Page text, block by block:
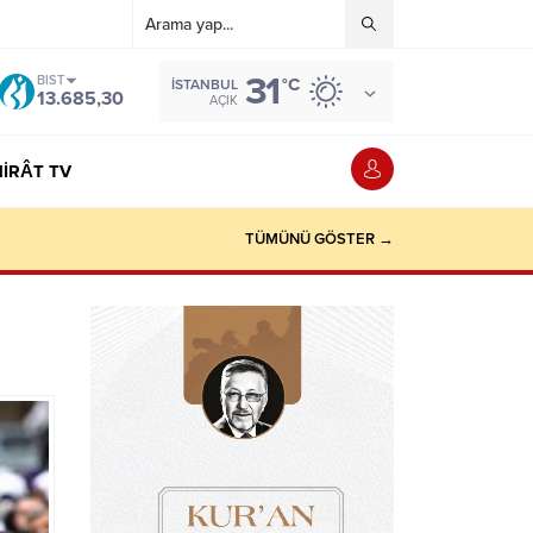
BIST
13.685,30
İSTANBUL
AÇIK 31°C
TV
TÜMÜNÜ GÖSTER →